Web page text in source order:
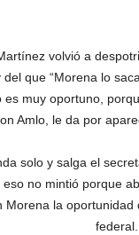
volvió a
que “Morena lo
es muy oportuno,
Amlo, le da por
solo y salga el
no mintió porque
Morena la
federal.